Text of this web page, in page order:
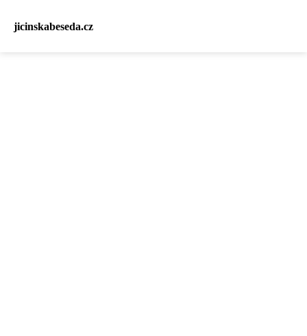
jicinskabeseda.cz